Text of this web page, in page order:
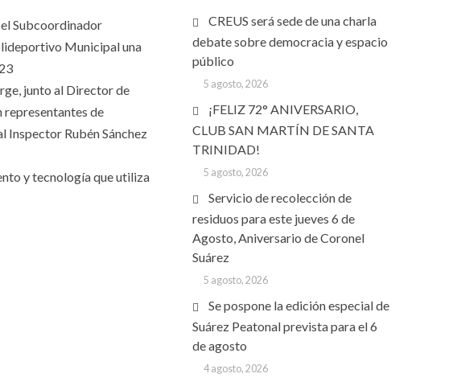
Subcoordinador
Municipal una
junto al Director de
de
Inspector Rubén Sánchez
y tecnología que utiliza
CREUS será sede de una charla
debate sobre democracia y espacio
público
5 agosto, 2026
¡FELIZ 72° ANIVERSARIO,
CLUB SAN MARTÍN DE SANTA
TRINIDAD!
5 agosto, 2026
Servicio de recolección de
residuos para este jueves 6 de
Agosto, Aniversario de Coronel
Suárez
5 agosto, 2026
Se pospone la edición especial de
Suárez Peatonal prevista para el 6
de agosto
4 agosto, 2026